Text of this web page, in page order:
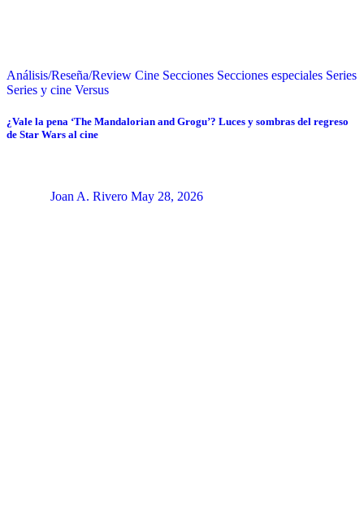
Análisis/Reseña/Review Cine Secciones Secciones especiales Series
Series y cine Versus
¿Vale la pena ‘The Mandalorian and Grogu’? Luces y sombras del regreso
de Star Wars al cine
Joan A. Rivero May 28, 2026